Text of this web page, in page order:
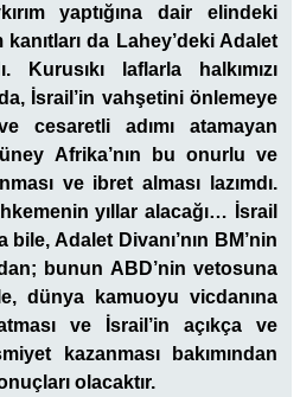
yaptığına dair elindeki
da Lahey’deki Adalet
Kurusıkı laflarla halkımızı
İsrail’in vahşetini önlemeye
cesaretli adımı atamayan
Afrika’nın bu onurlu ve
ve ibret alması lazımdı.
yıllar alacağı… İsrail
Adalet Divanı’nın BM’nin
bunun ABD’nin vetosuna
dünya kamuoyu vicdanına
ve İsrail’in açıkça ve
kazanması bakımından
olacaktır.